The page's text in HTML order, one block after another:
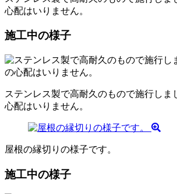
心配はいりません。
施工中の様子
ステンレス製で高耐久のもので施行しま
心配はいりません。
屋根の縁切りの様子です。
施工中の様子